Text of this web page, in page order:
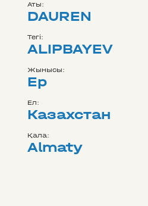
Аты:
DAUREN
Тегі:
ALIPBAYEV
Жынысы:
Ер
Ел:
Казахстан
Қала:
Almaty